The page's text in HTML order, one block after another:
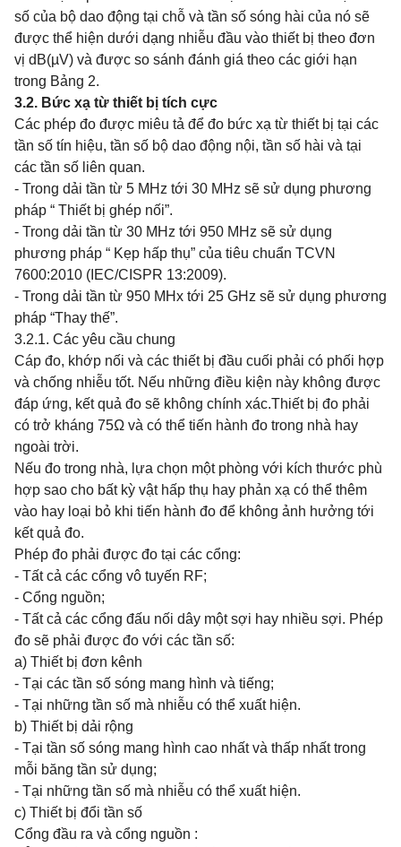
số của bộ dao động tại chỗ và tần số sóng hài của nó sẽ
được thể hiện dưới dạng nhiễu đầu vào thiết bị theo đơn
vị dB(µV) và được so sánh đánh giá theo các giới hạn
trong Bảng 2.
3.2. Bức xạ từ thiết bị tích cực
Các phép đo được miêu tả để đo bức xạ từ thiết bị tại các
tần số tín hiệu, tần số bộ dao động nội, tần số hài và tại
các tần số liên quan.
- Trong dải tần từ 5 MHz tới 30 MHz sẽ sử dụng phương
pháp “ Thiết bị ghép nối”.
- Trong dải tần từ 30 MHz tới 950 MHz sẽ sử dụng
phương pháp “ Kẹp hấp thụ” của tiêu chuẩn TCVN
7600:2010 (IEC/CISPR 13:2009).
- Trong dải tần từ 950 MHx tới 25 GHz sẽ sử dụng phương
pháp “Thay thế”.
3.2.1. Các yêu cầu chung
Cáp đo, khớp nối và các thiết bị đầu cuối phải có phối hợp
và chống nhiễu tốt. Nếu những điều kiện này không được
đáp ứng, kết quả đo sẽ không chính xác.Thiết bị đo phải
có trở kháng 75Ω và có thể tiến hành đo trong nhà hay
ngoài trời.
Nếu đo trong nhà, lựa chọn một phòng với kích thước phù
hợp sao cho bất kỳ vật hấp thụ hay phản xạ có thể thêm
vào hay loại bỏ khi tiến hành đo để không ảnh hưởng tới
kết quả đo.
Phép đo phải được đo tại các cổng:
- Tất cả các cổng vô tuyến RF;
- Cổng nguồn;
- Tất cả các cổng đấu nối dây một sợi hay nhiều sợi. Phép
đo sẽ phải được đo với các tần số:
a) Thiết bị đơn kênh
- Tại các tần số sóng mang hình và tiếng;
- Tại những tần số mà nhiễu có thể xuất hiện.
b) Thiết bị dải rộng
- Tại tần số sóng mang hình cao nhất và thấp nhất trong
mỗi băng tần sử dụng;
- Tại những tần số mà nhiễu có thể xuất hiện.
c) Thiết bị đổi tần số
Cổng đầu ra và cổng nguồn :